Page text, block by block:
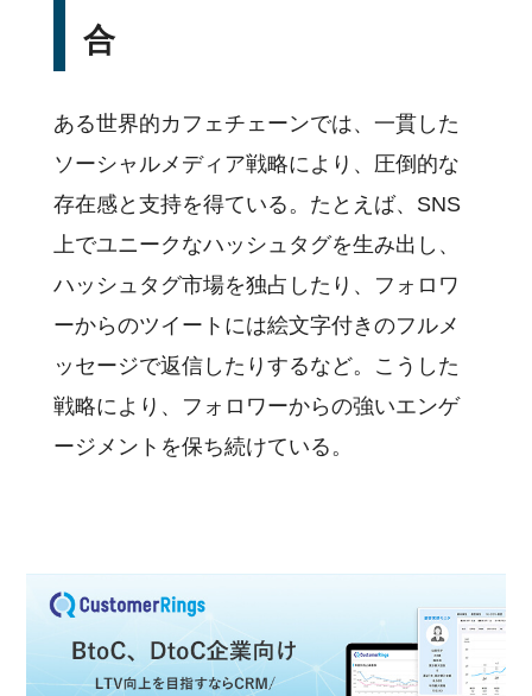
合
ある世界的カフェチェーンでは、一貫した
ソーシャルメディア戦略により、圧倒的な
存在感と支持を得ている。たとえば、SNS
上でユニークなハッシュタグを生み出し、
ハッシュタグ市場を独占したり、フォロワ
ーからのツイートには絵文字付きのフルメ
ッセージで返信したりするなど。こうした
戦略により、フォロワーからの強いエンゲ
ージメントを保ち続けている。